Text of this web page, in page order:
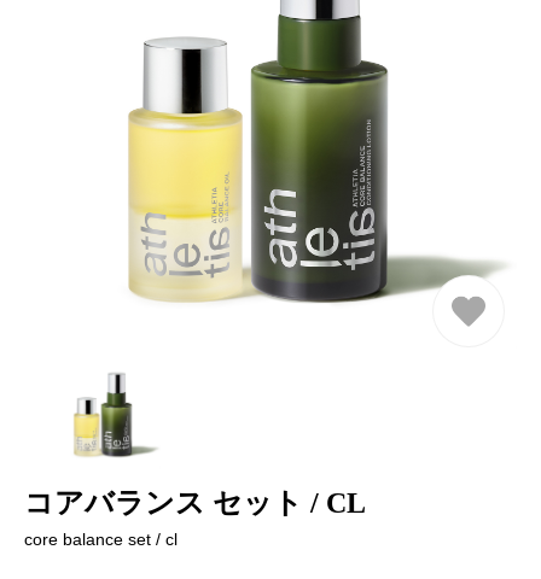
コアバランス セット / CL
core balance set / cl